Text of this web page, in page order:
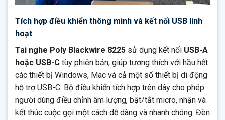
Tích hợp điều khiển thông minh và kết nối USB linh
hoạt
Tai nghe Poly Blackwire 8225 sử dụng kết nối USB-A
hoặc USB-C tùy phiên bản, giúp tương thích với hầu hết
các thiết bị Windows, Mac và cả một số thiết bị di động
hỗ trợ USB-C. Bộ điều khiển tích hợp trên dây cho phép
người dùng điều chỉnh âm lượng, bật/tắt micro, nhận và
kết thúc cuộc gọi một cách dễ dàng và nhanh chóng. Đèn